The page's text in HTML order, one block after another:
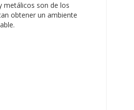
metálicos son de los
obtener un ambiente